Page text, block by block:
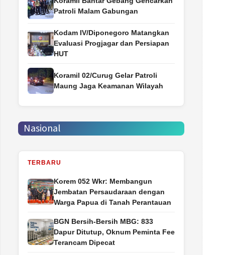
Patroli Malam Gabungan
Kodam IV/Diponegoro Matangkan
Evaluasi Progjagar dan Persiapan
HUT
Koramil 02/Curug Gelar Patroli
Maung Jaga Keamanan Wilayah
Nasional
TERBARU
Korem 052 Wkr: Membangun
Jembatan Persaudaraan dengan
Warga Papua di Tanah Perantauan
BGN Bersih-Bersih MBG: 833
Dapur Ditutup, Oknum Peminta Fee
Terancam Dipecat